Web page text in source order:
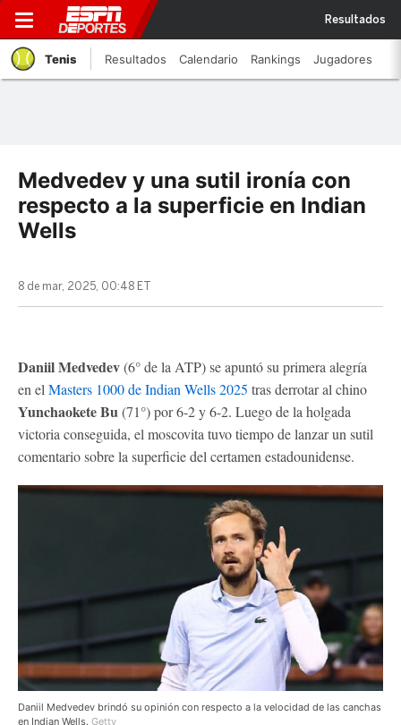
Resultados
Tenis Resultados Calendario Rankings Jugadores
Medvedev y una sutil ironía con
respecto a la superficie en Indian
Wells
8 de mar, 2025, 00:48 ET
Daniil Medvedev(6° de la ATP) se apuntó su primera alegría
en el Masters 1000 de Indian Wells 2025 tras derrotar al chino
Yunchaokete Bu(71°) por 6-2 y 6-2. Luego de la holgada
victoria conseguida, el moscovita tuvo tiempo de lanzar un sutil
comentario sobre la superficie del certamen estadounidense.
Daniil Medvedev brindó su opinión con respecto a la velocidad de las canchas
en Indian Wells. Getty